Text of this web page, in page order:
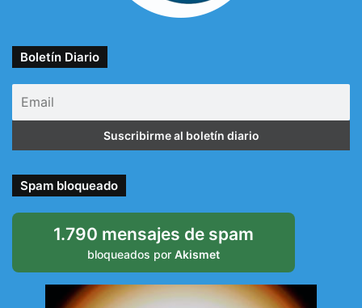
Boletín Diario
Spam bloqueado
1.790 mensajes de spam
bloqueados por Akismet